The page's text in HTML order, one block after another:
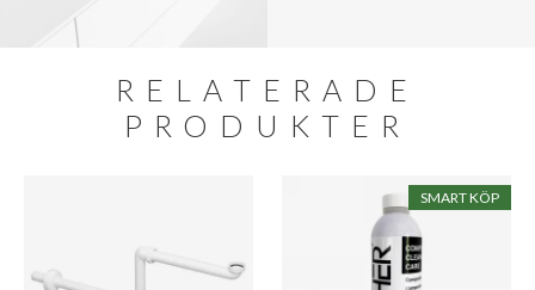
RELATERADE
PRODUKTER
SMART KÖP